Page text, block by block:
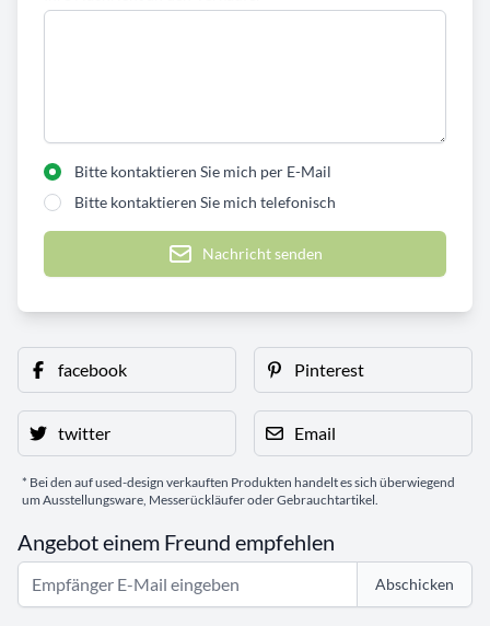
Bitte kontaktieren Sie mich per E-Mail
Bitte kontaktieren Sie mich telefonisch
Nachricht senden
facebook Pinterest
twitter Email
* Bei den auf used-design verkauften Produkten handelt es sich überwiegend
um Ausstellungsware, Messerückläufer oder Gebrauchtartikel.
Angebot einem Freund empfehlen
Abschicken